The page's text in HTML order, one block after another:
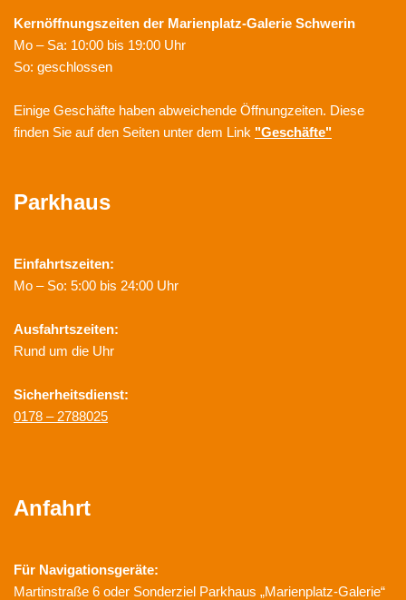
Kernöffnungszeiten der Marienplatz-Galerie Schwerin
Mo – Sa: 10:00 bis 19:00 Uhr
So: geschlossen
Einige Geschäfte haben abweichende Öffnungzeiten. Diese
finden Sie auf den Seiten unter dem Link "Geschäfte"
Parkhaus
Einfahrtszeiten:
Mo – So: 5:00 bis 24:00 Uhr
Ausfahrtszeiten:
Rund um die Uhr
Sicherheitsdienst:
0178 – 2788025
Anfahrt
Für Navigationsgeräte:
Martinstraße 6 oder Sonderziel Parkhaus „Marienplatz-Galerie“